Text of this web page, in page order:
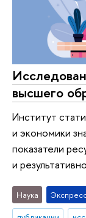
высшего
Институт
и экономики
показатели
и
Наука